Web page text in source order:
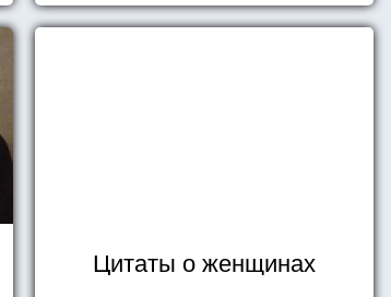
Цитаты о женщинах